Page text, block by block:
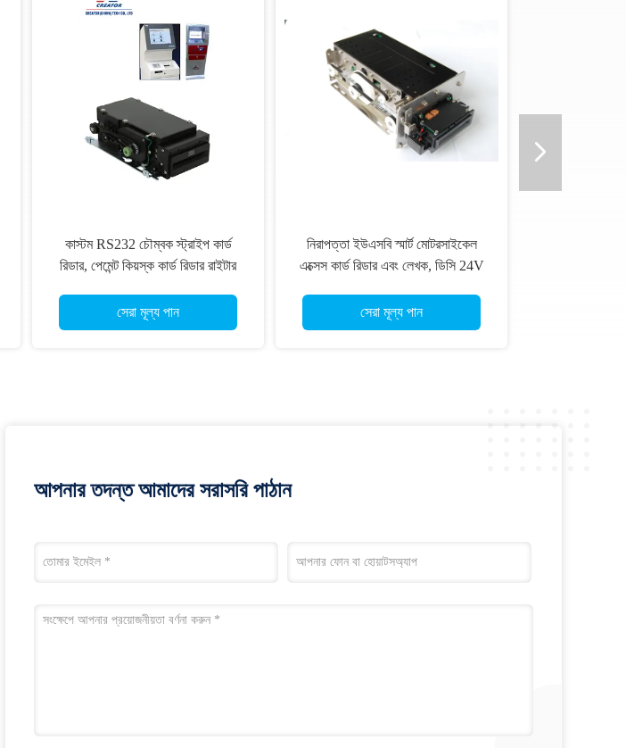
কাস্টম RS232 চৌম্বক স্ট্রাইপ কার্ড
রিডার, পেমেন্ট কিয়স্ক কার্ড রিডার রাইটার
সেরা মূল্য পান
নিরাপত্তা ইউএসবি স্মার্ট মোটরসাইকেল
এক্সেস কার্ড রিডার এবং লেখক, ডিসি 24V
সেরা মূল্য পান
আপনার তদন্ত আমাদের সরাসরি পাঠান